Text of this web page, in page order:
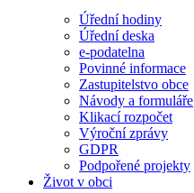
Úřední hodiny
Úřední deska
e-podatelna
Povinné informace
Zastupitelstvo obce
Návody a formuláře
Klikací rozpočet
Výroční zprávy
GDPR
Podpořené projekty
Život v obci